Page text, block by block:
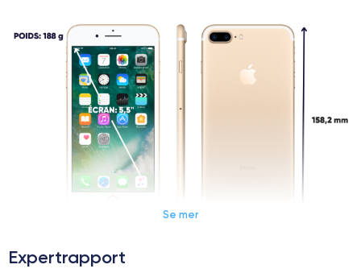
Se mer
Expertrapport